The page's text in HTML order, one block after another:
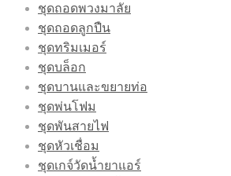
ชุดถอดพวงมาลัย
ชุดถอดลูกปืน
ชุดทริมเมอร์
ชุดบล็อก
ชุดบานและขยายท่อ
ชุดพ่นโฟม
ชุดพันสายไฟ
ชุดหัวเชื่อม
ชุดเกจ์วัดน้ำยาแอร์